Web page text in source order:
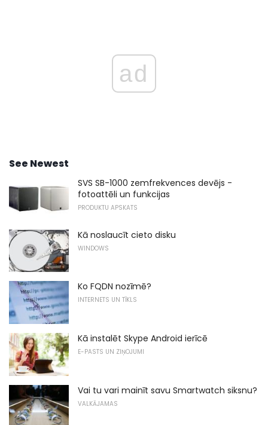
ad
See Newest
SVS SB-1000 zemfrekvences devējs -
fotoattēli un funkcijas
PRODUKTU APSKATS
Kā noslaucīt cieto disku
WINDOWS
Ko FQDN nozīmē?
INTERNETS UN TĪKLS
Kā instalēt Skype Android ierīcē
E-PASTS UN ZIŅOJUMI
Vai tu vari mainīt savu Smartwatch siksnu?
VALKĀJAMAS